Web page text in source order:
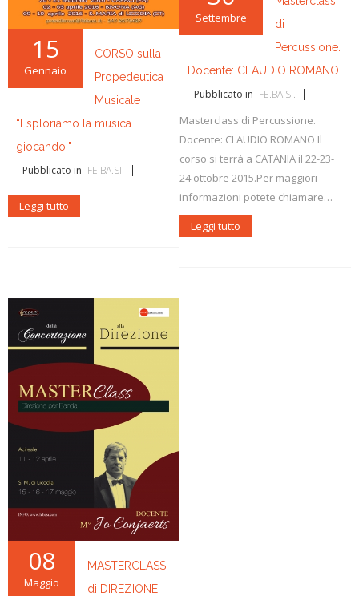
15
Gennaio
CORSO sulla
Propedeutica
Musicale
“Esploriamo la musica
giocando!"
Pubblicato in FE.BA.SI.
Leggi tutto
Settembre
di
Percussione.
Docente: CLAUDIO ROMANO
Pubblicato in FE.BA.SI.
Masterclass di Percussione.
Docente: CLAUDIO ROMANO Il
corso si terrà a CATANIA il 22-23-
24 ottobre 2015.Per maggiori
informazioni potete chiamare…
Leggi tutto
08
Maggio
MASTERCLASS
di DIREZIONE